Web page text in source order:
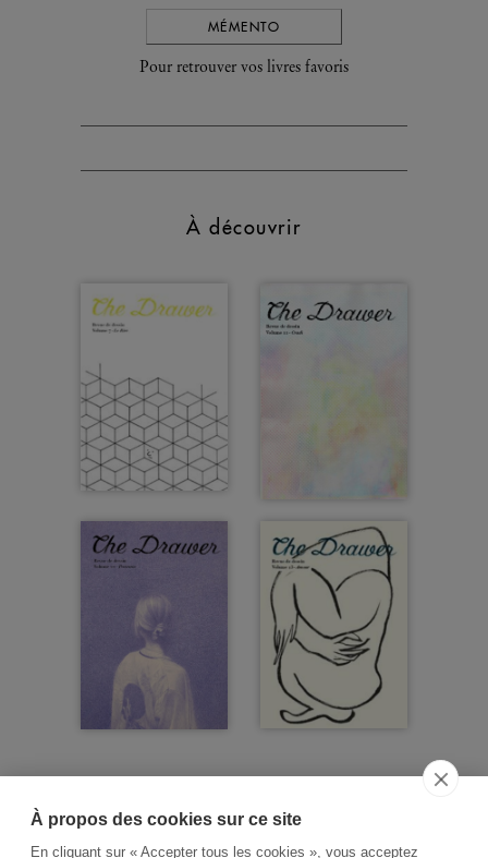
À propos des cookies sur ce site
En cliquant sur « Accepter tous les cookies », vous acceptez
MÉMENTO
Pour retrouver vos livres favoris
À découvrir